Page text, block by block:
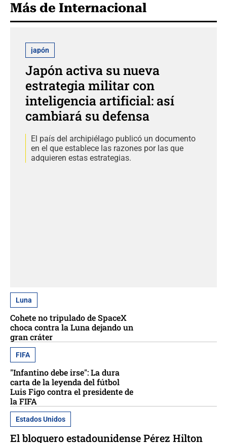
Más de Internacional
japón
Japón activa su nueva
estrategia militar con
inteligencia artificial: así
cambiará su defensa
El país del archipiélago publicó un documento
en el que establece las razones por las que
adquieren estas estrategias.
Luna
Cohete no tripulado de SpaceX
choca contra la Luna dejando un
gran cráter
FIFA
"Infantino debe irse": La dura
carta de la leyenda del fútbol
Luis Figo contra el presidente de
la FIFA
Estados Unidos
El bloguero estadounidense Pérez Hilton